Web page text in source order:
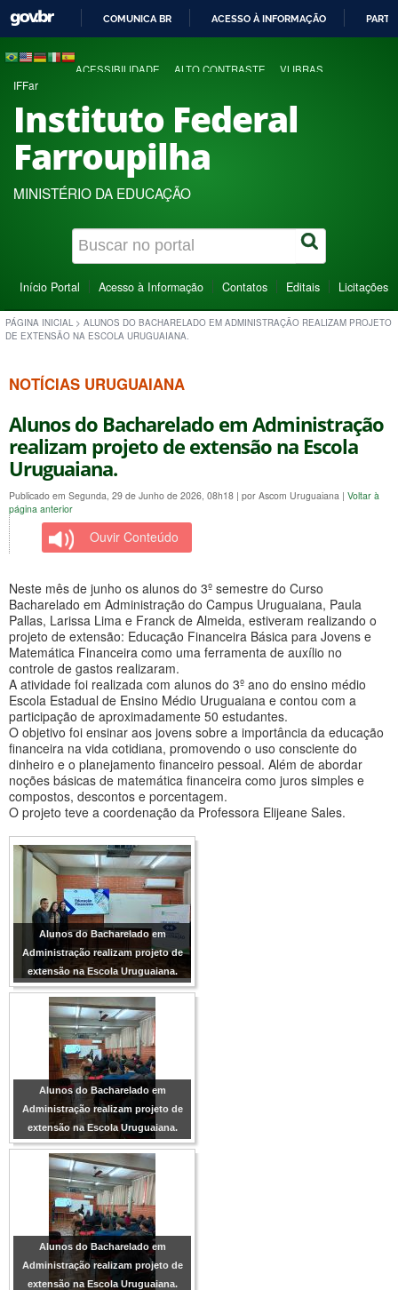
COMUNICA BR ACESSO À INFORMAÇÃO
ACESSIBILIDADE ALTO CONTRASTE VLIBRAS
IFFar
Instituto Federal
Farroupilha
MINISTÉRIO DA EDUCAÇÃO
Início Portal Acesso à Informação Contatos Editais Licitações
PÁGINA INICIAL > ALUNOS DO BACHARELADO EM ADMINISTRAÇÃO REALIZAM PROJETO
DE EXTENSÃO NA ESCOLA URUGUAIANA.
NOTÍCIAS URUGUAIANA
Alunos do Bacharelado em Administração
realizam projeto de extensão na Escola
Uruguaiana.
Publicado em Segunda, 29 de Junho de 2026, 08h18 | por Ascom Uruguaiana | Voltar à
página anterior
Ouvir Conteúdo
Neste mês de junho os alunos do 3º semestre do Curso
Bacharelado em Administração do Campus Uruguaiana, Paula
Pallas, Larissa Lima e Franck de Almeida, estiveram realizando o
projeto de extensão: Educação Financeira Básica para Jovens e
Matemática Financeira como uma ferramenta de auxílio no
controle de gastos realizaram.
A atividade foi realizada com alunos do 3º ano do ensino médio
Escola Estadual de Ensino Médio Uruguaiana e contou com a
participação de aproximadamente 50 estudantes.
O objetivo foi ensinar aos jovens sobre a importância da educação
financeira na vida cotidiana, promovendo o uso consciente do
dinheiro e o planejamento financeiro pessoal. Além de abordar
noções básicas de matemática financeira como juros simples e
compostos, descontos e porcentagem.
O projeto teve a coordenação da Professora Elijeane Sales.
Alunos do Bacharelado em
Administração realizam projeto de
extensão na Escola Uruguaiana.
Alunos do Bacharelado em
Administração realizam projeto de
extensão na Escola Uruguaiana.
Alunos do Bacharelado em
Administração realizam projeto de
extensão na Escola Uruguaiana.